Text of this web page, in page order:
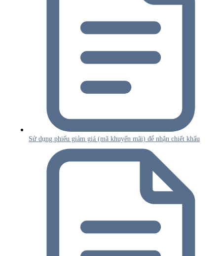
Sử dụng phiếu giảm giá (mã khuyến mãi) để nhận chiết khấu